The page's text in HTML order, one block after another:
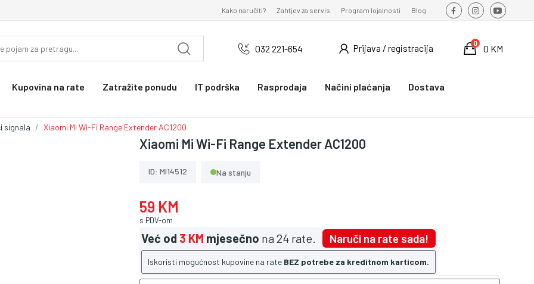
Kako naručiti? Zahtjev za servis Program lojalnosti Blog
032 221-654 Prijava / registracija 0 KM
0
Kupovina na rate Zatražite ponudu IT podrška Rasprodaja Načini plaćanja Dostava
signala Xiaomi Mi Wi-Fi Range Extender AC1200
Xiaomi Mi Wi-Fi Range Extender AC1200
ID: MI14512 Na stanju
59 KM
s PDV-om
Već od 3 KM mjesečno na 24 rate. Naruči na rate sada!
Iskoristi mogućnost kupovine na rate BEZ potrebe za kreditnom karticom.